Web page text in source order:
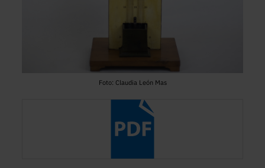
Foto: Claudia León Mas